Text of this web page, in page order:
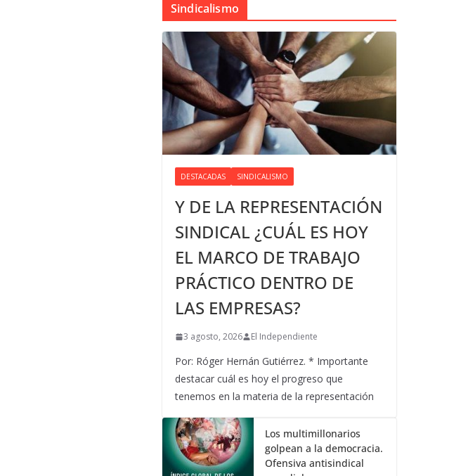
Sindicalismo
DESTACADAS SINDICALISMO
Y DE LA REPRESENTACIÓN
SINDICAL ¿CUÁL ES HOY
EL MARCO DE TRABAJO
PRÁCTICO DENTRO DE
LAS EMPRESAS?
3 agosto, 2026 El Independiente
Por: Róger Hernán Gutiérrez. * Importante
destacar cuál es hoy el progreso que
tenemos en la materia de la representación
Los multimillonarios
golpean a la democracia.
Ofensiva antisindical